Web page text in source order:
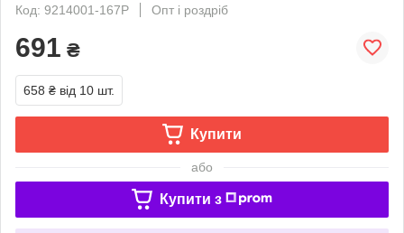
Код: 9214001-167Р
Опт і роздріб
691 ₴
658 ₴ від 10 шт.
Купити
або
Купити з